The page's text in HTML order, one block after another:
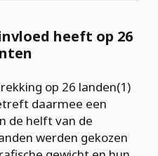
heeft op 26
op 26 landen(1)
daarmee een
de helft van de
werden gekozen